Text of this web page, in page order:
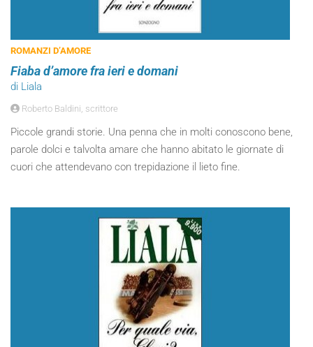
ROMANZI D’AMORE
Fiaba d’amore fra ieri e domani
di Liala
Roberto Baldini, scrittore
Piccole grandi storie. Una penna che in molti conoscono bene,
parole dolci e talvolta amare che hanno abitato le giornate di
cuori che attendevano con trepidazione il lieto fine.